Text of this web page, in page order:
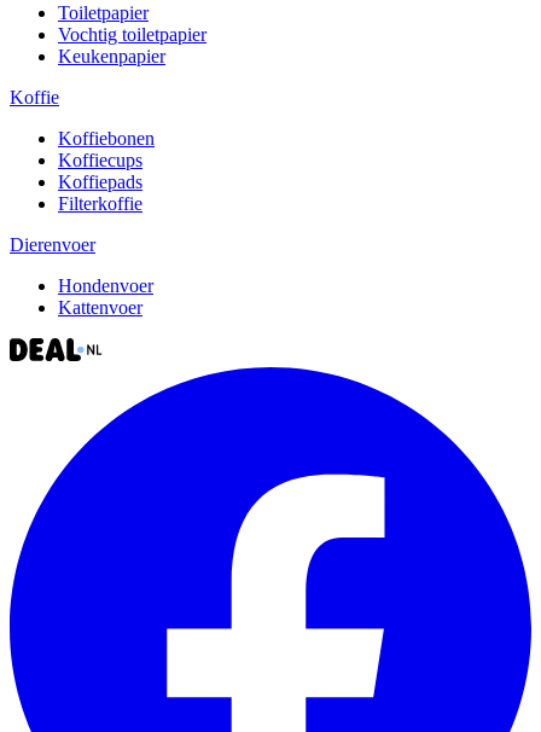
Toiletpapier
Vochtig toiletpapier
Keukenpapier
Koffie
Koffiebonen
Koffiecups
Koffiepads
Filterkoffie
Dierenvoer
Hondenvoer
Kattenvoer